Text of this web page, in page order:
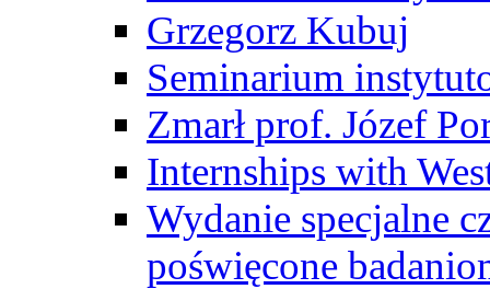
Grzegorz Kubuj
Seminarium
Zmarł prof. Józef
Internships with
Wydanie specjalne
poświęcone